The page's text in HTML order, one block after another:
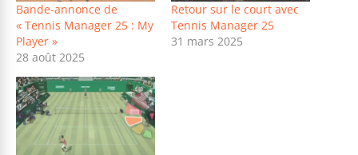
Bande-annonce de
« Tennis Manager 25 : My
Player »
28 août 2025
Retour sur le court avec
Tennis Manager 25
31 mars 2025